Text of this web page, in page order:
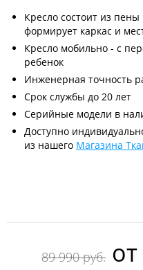
Кресло состоит из
формирует каркас и
Кресло мобильно - с
ребенок
Инженерная точность
Срок службы до 20 лет
Серийные модели в
Доступно
из нашего Магазина
89 990 руб. oт